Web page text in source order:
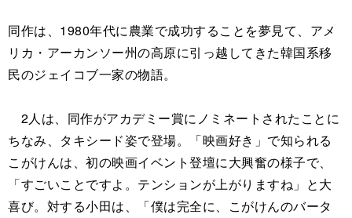
同作は、1980年代に農業で成功することを夢見て、アメ
リカ・アーカンソー州の高原に引っ越してきた韓国系移
民のジェイコブ一家の物語。
2人は、同作がアカデミー賞にノミネートされたことに
ちなみ、タキシード姿で登場。「映画好き」で知られる
こがけんは、初の映画イベント登壇に大興奮の様子で、
「すごいことですよ。テンションが上がりますね」と大
喜び。対する小田は、「僕は完全に、こがけんのバータ